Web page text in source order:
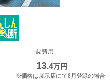
諸費用
13.4万円
※価格は展示店にて8月登録の場合